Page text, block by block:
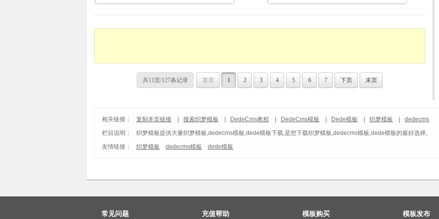
共11页/127条记录 首页 1 2 3 4 5 6 7 下页 末页
相关链接： 复制本页链接 搜索织梦模板 DedeCms教程 DedeCms模板 Dede模板 织梦模板
dedecms
栏目说明：
织梦模板提供大量织梦模板,dedecms模板,dede模板下载,是您下载织梦模板,dedecms模板,dede模板的最好选择。
友情链接：
织梦模板 dedecms模板 dede模板
常见问题 充值帮助 模板购买 模板发布